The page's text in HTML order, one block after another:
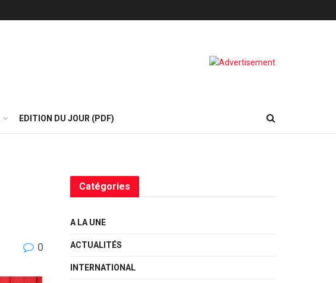
EDITION DU JOUR (PDF)
0
Catégories
A LA UNE
ACTUALITÉS
INTERNATIONAL